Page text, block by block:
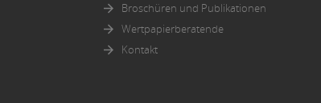
Broschüren und Publikationen
Wertpapierberatende
Kontakt